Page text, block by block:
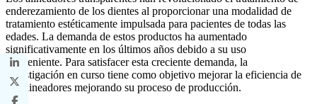
enderezamiento de los dientes al proporcionar una modalidad de
tratamiento estéticamente impulsada para pacientes de todas las
edades. La demanda de estos productos ha aumentado
significativamente en los últimos años debido a su uso
conveniente. Para satisfacer esta creciente demanda, la
investigación en curso tiene como objetivo mejorar la eficiencia de
los alineadores mejorando su proceso de producción.